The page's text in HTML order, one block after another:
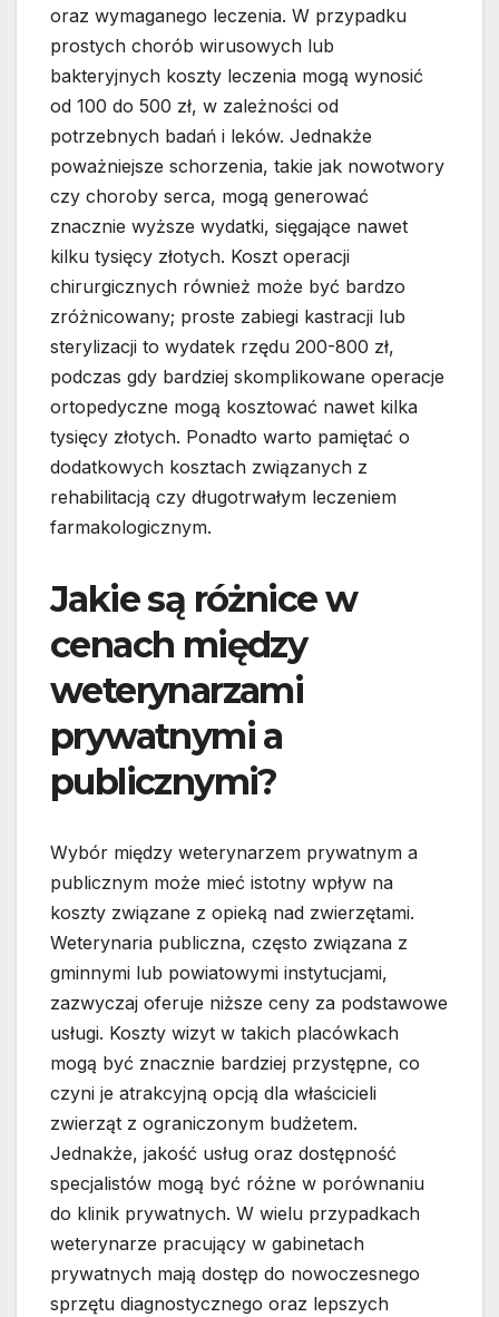
oraz wymaganego leczenia. W przypadku
prostych chorób wirusowych lub
bakteryjnych koszty leczenia mogą wynosić
od 100 do 500 zł, w zależności od
potrzebnych badań i leków. Jednakże
poważniejsze schorzenia, takie jak nowotwory
czy choroby serca, mogą generować
znacznie wyższe wydatki, sięgające nawet
kilku tysięcy złotych. Koszt operacji
chirurgicznych również może być bardzo
zróżnicowany; proste zabiegi kastracji lub
sterylizacji to wydatek rzędu 200-800 zł,
podczas gdy bardziej skomplikowane operacje
ortopedyczne mogą kosztować nawet kilka
tysięcy złotych. Ponadto warto pamiętać o
dodatkowych kosztach związanych z
rehabilitacją czy długotrwałym leczeniem
farmakologicznym.
Jakie są różnice w
cenach między
weterynarzami
prywatnymi a
publicznymi?
Wybór między weterynarzem prywatnym a
publicznym może mieć istotny wpływ na
koszty związane z opieką nad zwierzętami.
Weterynaria publiczna, często związana z
gminnymi lub powiatowymi instytucjami,
zazwyczaj oferuje niższe ceny za podstawowe
usługi. Koszty wizyt w takich placówkach
mogą być znacznie bardziej przystępne, co
czyni je atrakcyjną opcją dla właścicieli
zwierząt z ograniczonym budżetem.
Jednakże, jakość usług oraz dostępność
specjalistów mogą być różne w porównaniu
do klinik prywatnych. W wielu przypadkach
weterynarze pracujący w gabinetach
prywatnych mają dostęp do nowoczesnego
sprzętu diagnostycznego oraz lepszych